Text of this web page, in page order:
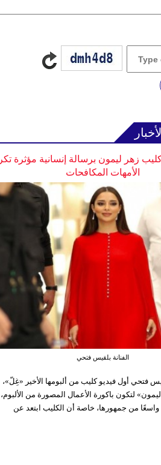
زهر ليمون برسالة إنسانية مؤثرة
الأمهات المكافحات
الفنانة بلقيس فتحي
فتحي أول فيديو كليب من ألبومها الأخير «غِلّ»،
ليمون» لتكون باكورة الأعمال المصورة من
من جمهورها، خاصة أن الكليب ابتعد عن